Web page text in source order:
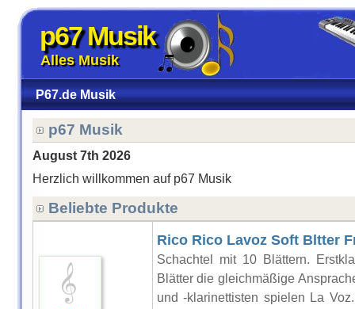
p67 Musik
Alles Musik
P67.de Musik
p67 Musik
August 7th 2026
Herzlich willkommen auf p67 Musik
Beliebte Produkte
Rico Rico Lavoz Soft Bltter
Schachtel mit 10 Blättern.
Blätter die gleichmäßige
und -klarinettisten spielen La